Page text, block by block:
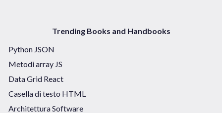
Trending Books and Handbooks
Python JSON
Metodi array JS
Data Grid React
Casella di testo HTML
Architettura Software